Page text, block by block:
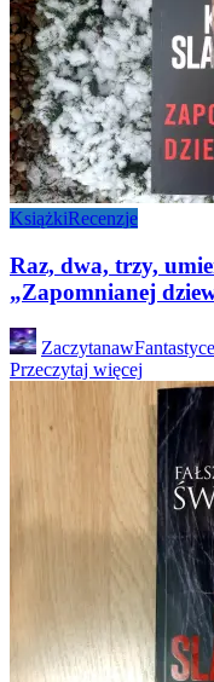
KsiążkiRecenzje
Raz, dwa, trzy,
„Zapomnianej
Posted
by
ZaczytanawFantastyce
Przeczytaj więcej